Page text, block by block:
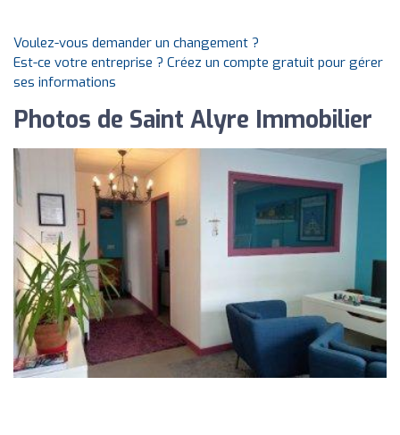
Voulez-vous demander un changement ?
Est-ce votre entreprise ? Créez un compte gratuit pour gérer
ses informations
Photos de Saint Alyre Immobilier